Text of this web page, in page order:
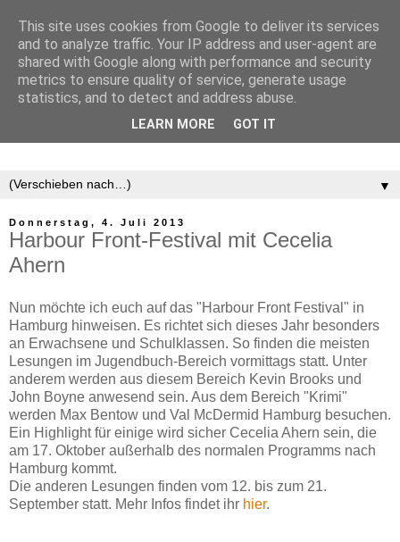
▼
Donnerstag, 4. Juli 2013
Harbour Front-Festival mit Cecelia
Ahern
Nun möchte ich euch auf das "Harbour Front Festival" in
Hamburg hinweisen. Es richtet sich dieses Jahr besonders
an Erwachsene und Schulklassen. So finden die meisten
Lesungen im Jugendbuch-Bereich vormittags statt. Unter
anderem werden aus diesem Bereich Kevin Brooks und
John Boyne anwesend sein. Aus dem Bereich "Krimi"
werden Max Bentow und Val McDermid Hamburg besuchen.
Ein Highlight für einige wird sicher Cecelia Ahern sein, die
am 17. Oktober außerhalb des normalen Programms nach
Hamburg kommt.
Die anderen Lesungen finden vom 12. bis zum 21.
September statt. Mehr Infos findet ihr hier.
This site uses cookies from Google to deliver its services
and to analyze traffic. Your IP address and user-agent are
shared with Google along with performance and security
metrics to ensure quality of service, generate usage
statistics, and to detect and address abuse.
LEARN MORE GOT IT